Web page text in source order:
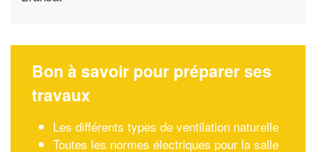
Bon à savoir pour préparer ses
travaux
Les différents types de ventilation naturelle
Toutes les normes électriques pour la salle